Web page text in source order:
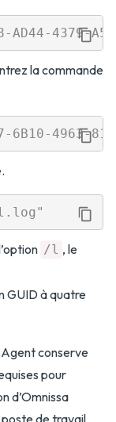
la commande
/l , le
GUID à quatre
Agent conserve
pour
d’Omnissa
de travail